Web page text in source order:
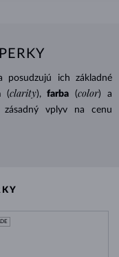
posudzujú ich základné
(clarity), farba (color) a
vplyv na cenu